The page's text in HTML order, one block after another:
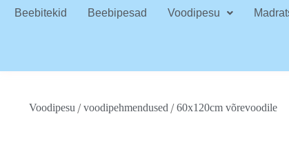
Beebitekid Beebipesad Voodipesu
Voodipesu/voodipehmendused/60x120cm võrevoodile